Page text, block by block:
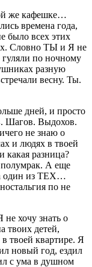
же кафешке…
времена года,
было всех этих
Словно ТЫ и Я не
гуляли по ночному
разную
весну. Ты.
дней, и просто
Шагов. Выдохов.
не знаю о
и людях в твоей
какая разница?
полумрак. А еще
один из ТЕХ…
по не
хочу знать о
твоих детей,
твоей квартире. Я
новый год, ездил
с ума в душном